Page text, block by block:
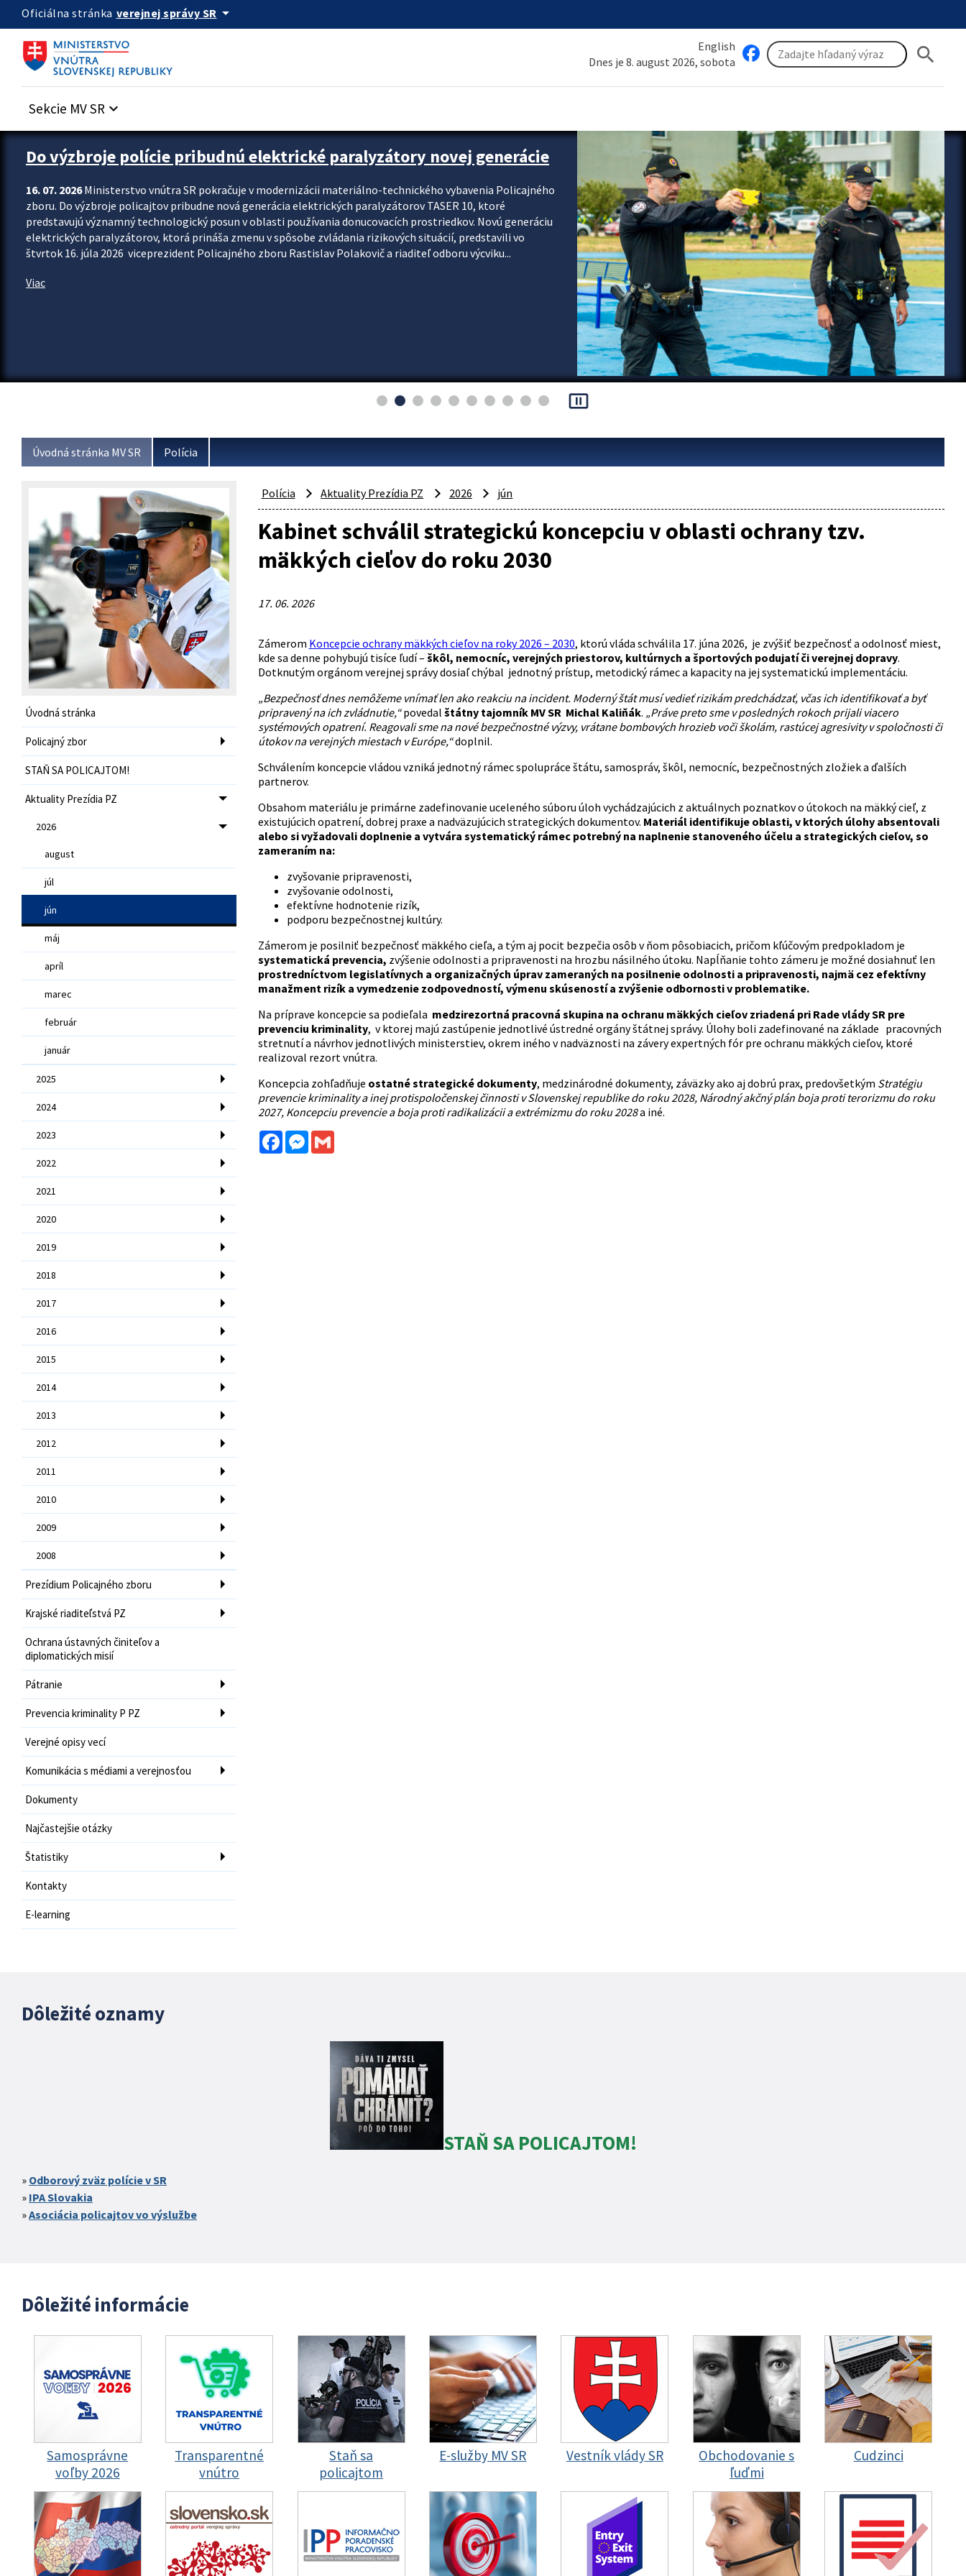
Preskocit na hlavný obsah
Oficiálna stránka verejnej správy SR arrow_drop_down
English
Dnes je 8. august 2026, sobota
search
Sekcie MV SR keyboard_arrow_down
Zastavit automatický posun upútavok
Do výzbroje polície pribudnú elektrické paralyzátory novej generácie
16. 07. 2026Ministerstvo vnútra SR pokračuje v modernizácii materiálno-technického vybavenia Policajného
zboru. Do výzbroje policajtov pribudne nová generácia elektrických paralyzátorov TASER 10, ktoré
predstavujú významný technologický posun v oblasti používania donucovacích prostriedkov. Novú generáciu
elektrických paralyzátorov, ktorá prináša zmenu v spôsobe zvládania rizikových situácií, predstavili vo
štvrtok 16. júla 2026 viceprezident Policajného zboru Rastislav Polakovič a riaditeľ odboru výcviku...
Viac
pause_presentation
Úvodná stránka MV SR Polícia
Úvodná stránka
Policajný zbor
STAŇ SA POLICAJTOM!
Aktuality Prezídia PZ
2026
august
júl
jún
máj
apríl
marec
február
január
2025
2024
2023
2022
2021
2020
2019
2018
2017
2016
2015
2014
2013
2012
2011
2010
2009
2008
Prezídium Policajného zboru
Krajské riaditeľstvá PZ
Ochrana ústavných činiteľov a
diplomatických misií
Pátranie
Prevencia kriminality P PZ
Verejné opisy vecí
Komunikácia s médiami a verejnosťou
Dokumenty
Najčastejšie otázky
Štatistiky
Kontakty
E-learning
Polícia Aktuality Prezídia PZ 2026 jún
Kabinet schválil strategickú koncepciu v oblasti ochrany tzv.
mäkkých cieľov do roku 2030
17. 06. 2026
Zámerom Koncepcie ochrany mäkkých cieľov na roky 2026 – 2030, ktorú vláda schválila 17. júna 2026, je zvýšiť bezpečnosť a odolnosť miest,
kde sa denne pohybujú tisíce ľudí – škôl, nemocníc, verejných priestorov, kultúrnych a športových podujatí či verejnej dopravy.
Dotknutým orgánom verejnej správy dosiaľ chýbal jednotný prístup, metodický rámec a kapacity na jej systematickú implementáciu.
„Bezpečnosť dnes nemôžeme vnímať len ako reakciu na incident. Moderný štát musí vedieť rizikám predchádzať, včas ich identifikovať a byť
pripravený na ich zvládnutie,“povedal štátny tajomník MV SR Michal Kaliňák. „Práve preto sme v posledných rokoch prijali viacero
systémových opatrení. Reagovali sme na nové bezpečnostné výzvy, vrátane bombových hrozieb voči školám, rastúcej agresivity v spoločnosti či
útokov na verejných miestach v Európe,“doplnil.
Schválením koncepcie vládou vzniká jednotný rámec spolupráce štátu, samospráv, škôl, nemocníc, bezpečnostných zložiek a ďalších
partnerov.
Obsahom materiálu je primárne zadefinovanie uceleného súboru úloh vychádzajúcich z aktuálnych poznatkov o útokoch na mäkký cieľ, z
existujúcich opatrení, dobrej praxe a nadväzujúcich strategických dokumentov. Materiál identifikuje oblasti, v ktorých úlohy absentovali
alebo si vyžadovali doplnenie a vytvára systematický rámec potrebný na naplnenie stanoveného účelu a strategických cieľov, so
zameraním na:
zvyšovanie pripravenosti,
zvyšovanie odolnosti,
efektívne hodnotenie rizík,
podporu bezpečnostnej kultúry.
Zámerom je posilniť bezpečnosť mäkkého cieľa, a tým aj pocit bezpečia osôb v ňom pôsobiacich, pričom kľúčovým predpokladom je
systematická prevencia, zvýšenie odolnosti a pripravenosti na hrozbu násilného útoku. Napĺňanie tohto zámeru je možné dosiahnuť len
prostredníctvom legislatívnych a organizačných úprav zameraných na posilnenie odolnosti a pripravenosti, najmä cez efektívny
manažment rizík a vymedzenie zodpovedností, výmenu skúseností a zvýšenie odbornosti v problematike.
Na príprave koncepcie sa podieľala medzirezortná pracovná skupina na ochranu mäkkých cieľov zriadená pri Rade vlády SR pre
prevenciu kriminality, v ktorej majú zastúpenie jednotlivé ústredné orgány štátnej správy. Úlohy boli zadefinované na základe pracovných
stretnutí a návrhov jednotlivých ministerstiev, okrem iného v nadväznosti na závery expertných fór pre ochranu mäkkých cieľov, ktoré
realizoval rezort vnútra.
Koncepcia zohľadňuje ostatné strategické dokumenty, medzinárodné dokumenty, záväzky ako aj dobrú prax, predovšetkým Stratégiu
prevencie kriminality a inej protispoločenskej činnosti v Slovenskej republike do roku 2028, Národný akčný plán boja proti terorizmu do roku
2027, Koncepciu prevencie a boja proti radikalizácii a extrémizmu do roku 2028a iné.
FacebookMessenger
Gmail
Dôležité oznamy
STAŇ SA POLICAJTOM!
Odborový zväz polície v SR
IPA Slovakia
Asociácia policajtov vo výslužbe
Dôležité informácie
Samosprávne
voľby 2026
Transparentné
vnútro
Staň sa
policajtom
E-služby MV SR Vestník vlády SR
Obchodovanie s
ľuďmi
Cudzinci